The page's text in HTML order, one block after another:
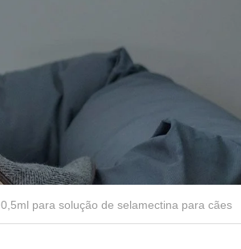
0,5ml para solução de selamectina para cães